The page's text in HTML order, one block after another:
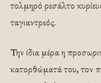
τολμηρό ρεσάλτο
ταγιαντρεός.
Την ίδια μέρα η
κατορθώματά του, τον